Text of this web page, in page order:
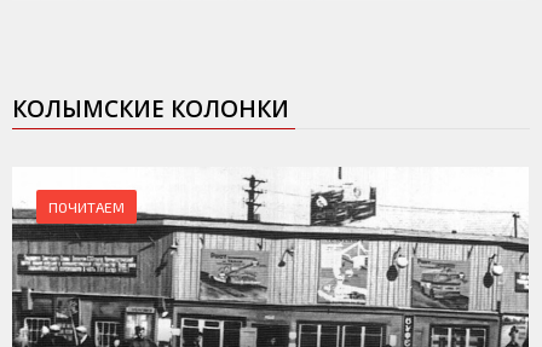
КОЛЫМСКИЕ КОЛОНКИ
ПОЧИТАЕМ